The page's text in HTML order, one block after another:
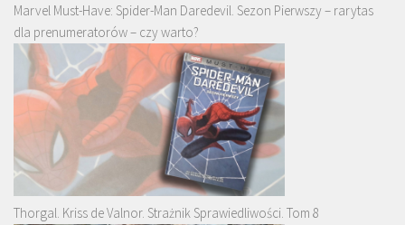
Marvel Must-Have: Spider-Man Daredevil. Sezon Pierwszy – rarytas
dla prenumeratorów – czy warto?
Thorgal. Kriss de Valnor. Strażnik Sprawiedliwości. Tom 8